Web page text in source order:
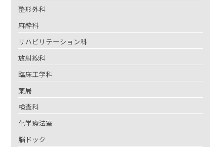
整形外科
麻酔科
リハビリテーション科
放射線科
臨床工学科
薬局
検査科
化学療法室
脳ドック